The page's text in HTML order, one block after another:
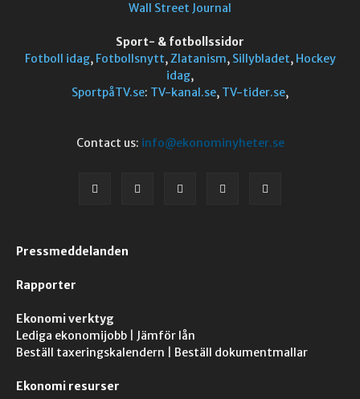
Wall Street Journal
Sport- & fotbollssidor
Fotboll idag, Fotbollsnytt,Zlatanism, Sillybladet, Hockey
idag,
SportpåTV.se: TV-kanal.se, TV-tider.se,
Contact us: info@ekonominyheter.se
Pressmeddelanden
Rapporter
Ekonomi verktyg
Lediga ekonomijobb
Jämför lån
Beställ taxeringskalendern
Beställ dokumentmallar
Ekonomi resurser